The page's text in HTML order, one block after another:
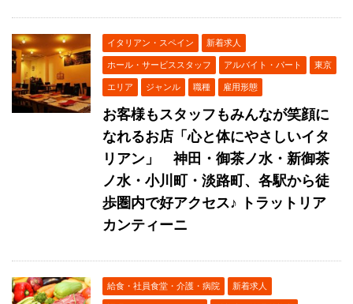
イタリアン・スペイン 新着求人
ホール・サービススタッフ アルバイト・パート 東京
エリア ジャンル 職種 雇用形態
お客様もスタッフもみんなが笑顔に
なれるお店「心と体にやさしいイタ
リアン」 神田・御茶ノ水・新御茶
ノ水・小川町・淡路町、各駅から徒
歩圏内で好アクセス♪ トラットリア
カンティーニ
給食・社員食堂・介護・病院 新着求人